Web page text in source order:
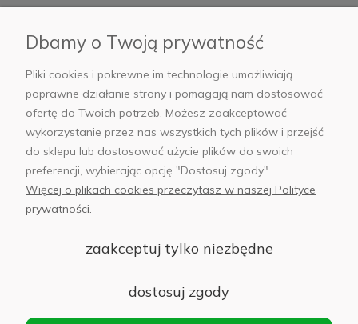
AB Foto
sklep@abfoto.pl
+48 797 971 275
© 2025 Wszelkie prawa zastrzeżone. Serwis własnością:
Sp. z o.o.
Dbamy o Twoją prywatność
Pliki cookies i pokrewne im technologie umożliwiają
poprawne działanie strony i pomagają nam dostosować
ofertę do Twoich potrzeb. Możesz zaakceptować
wykorzystanie przez nas wszystkich tych plików i przejść
do sklepu lub dostosować użycie plików do swoich
preferencji, wybierając opcję "Dostosuj zgody".
Więcej o plikach cookies przeczytasz w naszej Polityce
prywatności.
zaakceptuj tylko niezbędne
dostosuj zgody